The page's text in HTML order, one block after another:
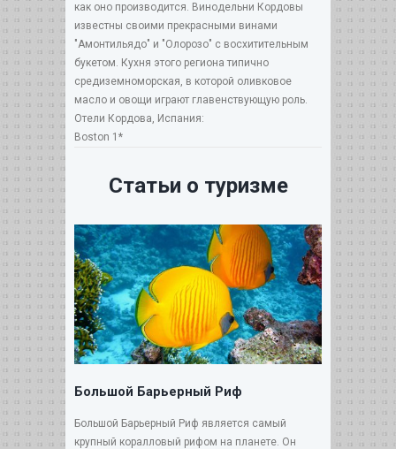
как оно производится. Винодельни Кордовы
известны своими прекрасными винами
"Амонтильядо" и "Олорозо" с восхитительным
букетом. Кухня этого региона типично
средиземноморская, в которой оливковое
масло и овощи играют главенствующую роль.
Отели Кордова, Испания:
Boston 1*
Статьи о туризме
Большой Барьерный Риф
Большой Барьерный Риф является самый
крупный коралловый рифом на планете. Он